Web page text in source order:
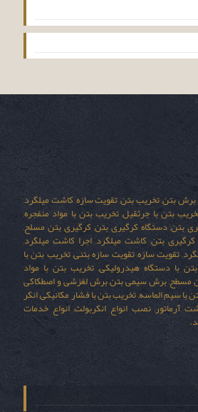
برش بتن, تخریب بتن, تقویت سازه, کاشت میلگرد,
بتن با جرثقیل, تخریب بتن با مواد منفجره,
بتن, دستگاه کرگیری بتن, کرگیری بتن مسلح,
کرگیری بتن, کاشت میلگرد, اجرا کاشت میلگرد,
تقویت سازه, تقویت سازه بتنی, تخریب بتن با
با دستگاه هیدرولیکی, تخریب بتن با مواد
مسطح, برش سیمی بتن, برش لغزشی و اصطکاکی
با سیم الماسه, تخریب بتن با فشار مکانیکی, انکر
آرماتور, نصب انواع انکربولت, انواع خدمات